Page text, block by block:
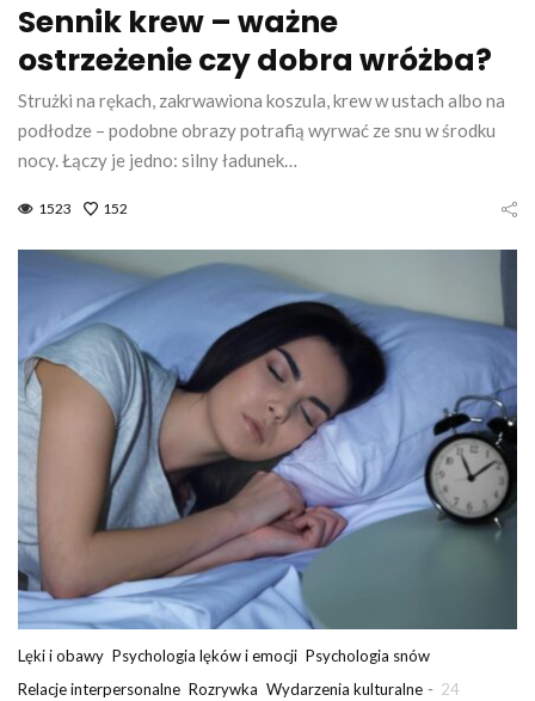
Sennik krew – ważne
ostrzeżenie czy dobra wróżba?
Strużki na rękach, zakrwawiona koszula, krew w ustach albo na
podłodze – podobne obrazy potrafią wyrwać ze snu w środku
nocy. Łączy je jedno: silny ładunek…
1523 152
Lęki i obawy Psychologia lęków i emocji Psychologia snów
Relacje interpersonalne Rozrywka Wydarzenia kulturalne - 24